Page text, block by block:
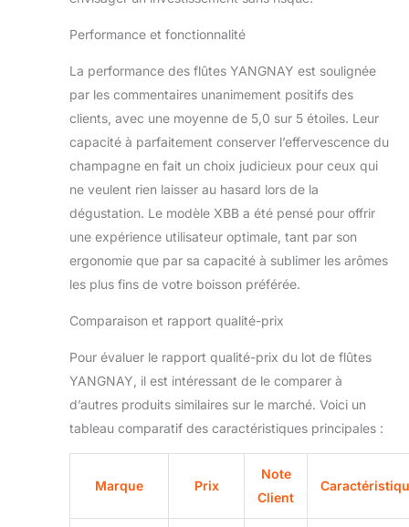
Performance et fonctionnalité
La performance des flûtes YANGNAY est soulignée
par les commentaires unanimement positifs des
clients, avec une moyenne de 5,0 sur 5 étoiles. Leur
capacité à parfaitement conserver l’effervescence du
champagne en fait un choix judicieux pour ceux qui
ne veulent rien laisser au hasard lors de la
dégustation. Le modèle XBB a été pensé pour offrir
une expérience utilisateur optimale, tant par son
ergonomie que par sa capacité à sublimer les arômes
les plus fins de votre boisson préférée.
Comparaison et rapport qualité-prix
Pour évaluer le rapport qualité-prix du lot de flûtes
YANGNAY, il est intéressant de le comparer à
d’autres produits similaires sur le marché. Voici un
tableau comparatif des caractéristiques principales :
Marque Prix
Note
Client